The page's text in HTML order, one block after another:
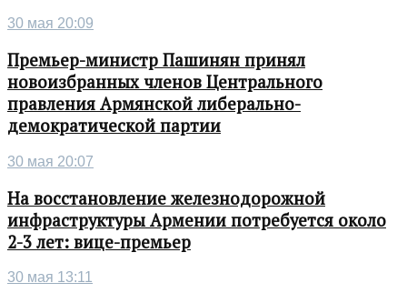
30 мая 20:09
Премьер-министр Пашинян принял
новоизбранных членов Центрального
правления Армянской либерально-
демократической партии
30 мая 20:07
На восстановление железнодорожной
инфраструктуры Армении потребуется около
2-3 лет: вице-премьер
30 мая 13:11